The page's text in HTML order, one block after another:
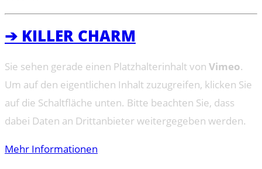
➔ KILLER CHARM
Sie sehen gerade einen Platzhalterinhalt von Vimeo.
Um auf den eigentlichen Inhalt zuzugreifen, klicken Sie
auf die Schaltfläche unten. Bitte beachten Sie, dass
dabei Daten an Drittanbieter weitergegeben werden.
Mehr Informationen